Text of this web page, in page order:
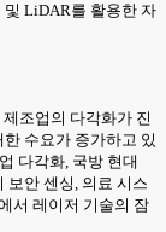
및 LiDAR를 활용한 자
조업의 다각화가 진
수요가 증가하고 있
다각화, 국방 현대
보안 센싱, 의료 시스
서 레이저 기술의 잠